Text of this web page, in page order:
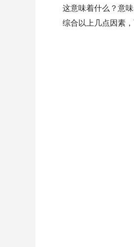
这意味着什么？意
综合以上几点因素